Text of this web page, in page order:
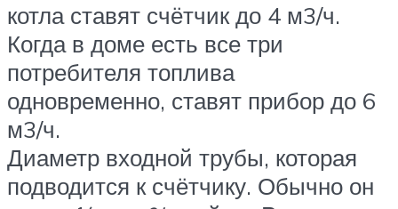
котла ставят счётчик до 4 м3/ч.
Когда в доме есть все три
потребителя топлива
одновременно, ставят прибор до 6
м3/ч.
Диаметр входной трубы, которая
подводится к счётчику. Обычно он